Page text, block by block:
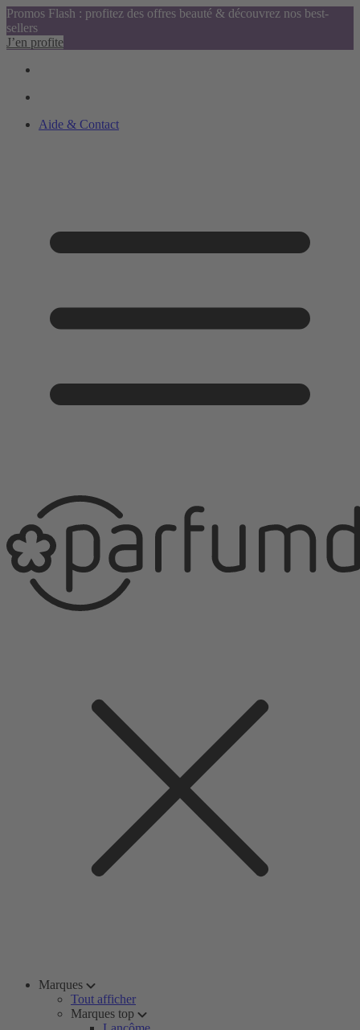
Promos Flash : profitez des offres beauté & découvrez nos best-
sellers
J’en profite
Aide & Contact
Marques
Tout afficher
Marques top